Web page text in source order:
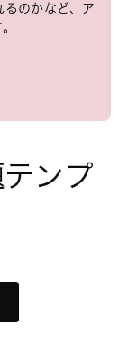
るのかなど、ア
ンプ